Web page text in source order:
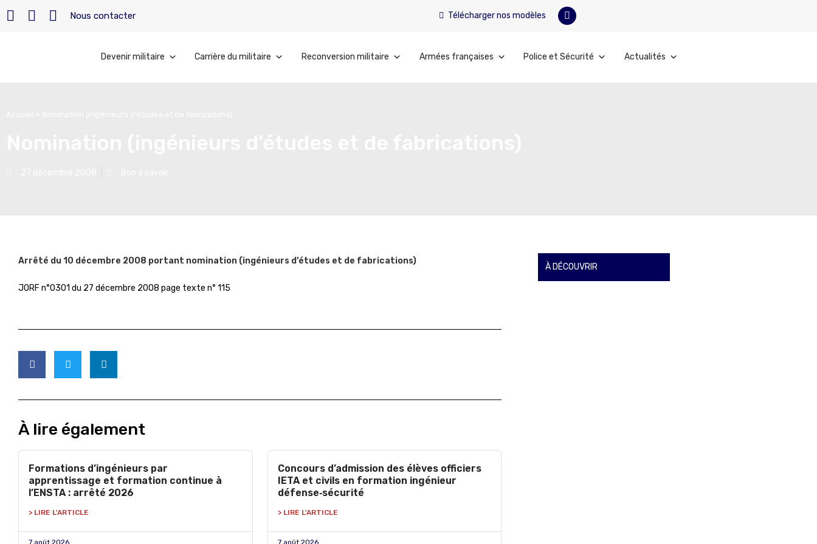
Nous contacter Télécharger nos modèles
Devenir militaire Carrière du militaire Reconversion militaire Armées françaises Police et Sécurité Actualités
Arrêté du 10 décembre 2008 portant nomination (ingénieurs d’études et de fabrications)
JORF n°0301 du 27 décembre 2008 page texte n° 115
À lire également
Formations d’ingénieurs par
apprentissage et formation continue à
l’ENSTA : arrêté 2026
> LIRE L'ARTICLE
7 août 2026
Concours d’admission des élèves officiers
IETA et civils en formation ingénieur
défense‑sécurité
> LIRE L'ARTICLE
7 août 2026
À DÉCOUVRIR